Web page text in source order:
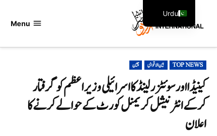
Menu
POSTED
IN
TOP NEWS بین الاقوامی چین
کینیڈا اور سوئٹزرلینڈ کا اسرائیلی وزیراعظم کو گرفتار
کرکے انٹرنیشل کریمنل کورٹ کے حوالے کرنے کا
اعلان
Urdu
English